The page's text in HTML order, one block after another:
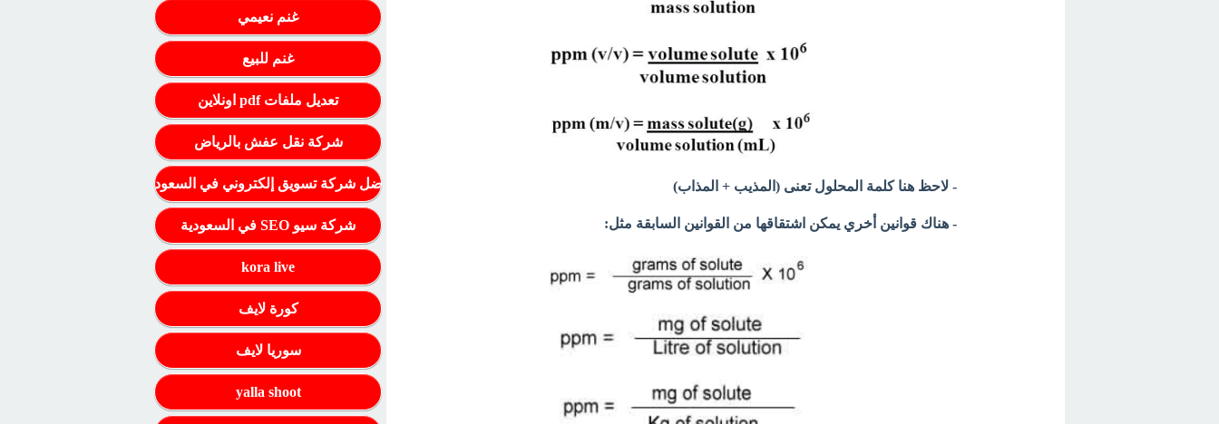
- لاحظ هنا كلمة المحلول تعنى (المذيب + المذاب)
- هناك قوانين أخري يمكن اشتقاقها من القوانين السابقة مثل:
غنم نعيمي
غنم للبيع
تعديل ملفات pdf اونلاين
شركة نقل عفش بالرياض
أفضل شركة تسويق إلكتروني في السعودية
شركة سيو SEO في السعودية
kora live
كورة لايف
سوريا لايف
yalla shoot